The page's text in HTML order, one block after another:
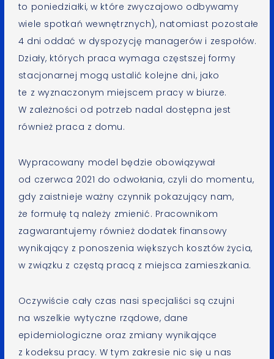
to poniedziałki, w które zwyczajowo odbywamy
wiele spotkań wewnętrznych), natomiast pozostałe
4 dni oddać w dyspozycję managerów i zespołów.
Działy, których praca wymaga częstszej formy
stacjonarnej mogą ustalić kolejne dni, jako
te z wyznaczonym miejscem pracy w biurze.
W zależności od potrzeb nadal dostępna jest
również praca z domu.
Wypracowany model będzie obowiązywał
od czerwca 2021 do odwołania, czyli do momentu,
gdy zaistnieje ważny czynnik pokazujący nam,
że formułę tą należy zmienić. Pracownikom
zagwarantujemy również dodatek finansowy
wynikający z ponoszenia większych kosztów życia,
w związku z częstą pracą z miejsca zamieszkania.
Oczywiście cały czas nasi specjaliści są czujni
na wszelkie wytyczne rządowe, dane
epidemiologiczne oraz zmiany wynikające
z kodeksu pracy. W tym zakresie nic się u nas